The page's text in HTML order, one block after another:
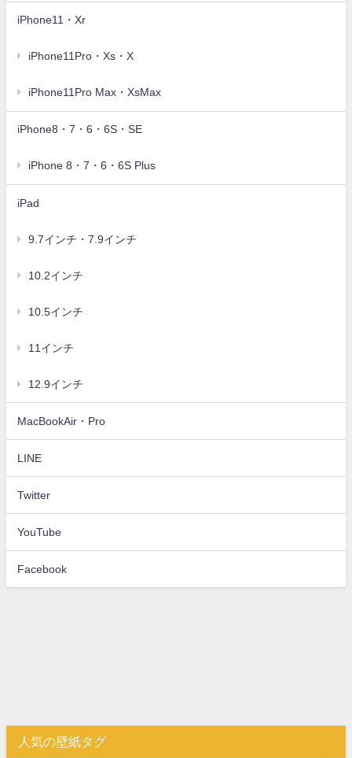
iPhone11・Xr
iPhone11Pro・Xs・X
iPhone11Pro Max・XsMax
iPhone8・7・6・6S・SE
iPhone 8・7・6・6S Plus
iPad
9.7インチ・7.9インチ
10.2インチ
10.5インチ
11インチ
12.9インチ
MacBookAir・Pro
LINE
Twitter
YouTube
Facebook
人気の壁紙タグ